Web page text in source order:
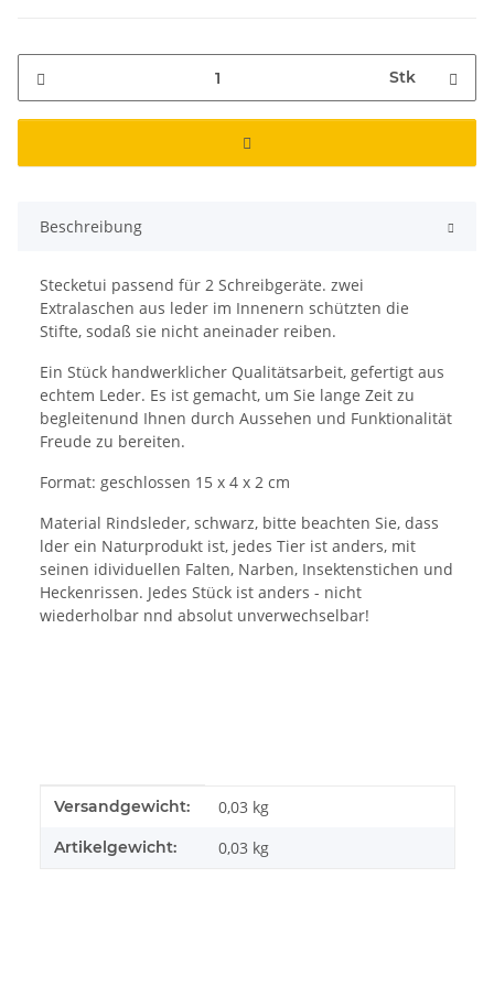
Stk
Beschreibung
Stecketui passend für 2 Schreibgeräte. zwei
Extralaschen aus leder im Innenern schützten die
Stifte, sodaß sie nicht aneinader reiben.
Ein Stück handwerklicher Qualitätsarbeit, gefertigt aus
echtem Leder. Es ist gemacht, um Sie lange Zeit zu
begleitenund Ihnen durch Aussehen und Funktionalität
Freude zu bereiten.
Format: geschlossen 15 x 4 x 2 cm
Material Rindsleder, schwarz, bitte beachten Sie, dass
lder ein Naturprodukt ist, jedes Tier ist anders, mit
seinen idividuellen Falten, Narben, Insektenstichen und
Heckenrissen. Jedes Stück ist anders - nicht
wiederholbar nnd absolut unverwechselbar!
Produkteigenschaft
Wert
Versandgewicht: 0,03 kg
Artikelgewicht: 0,03 kg